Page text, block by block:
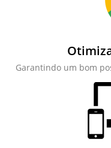
Garantindo um bom